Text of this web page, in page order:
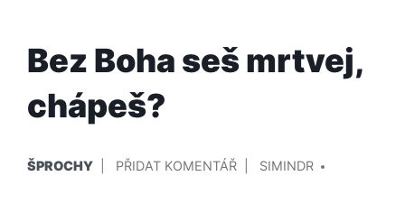
Bez Boha seš mrtvej,
chápeš?
V
ŠPROCHY PŘIDAT KOMENTÁŘNA
SIMINDR